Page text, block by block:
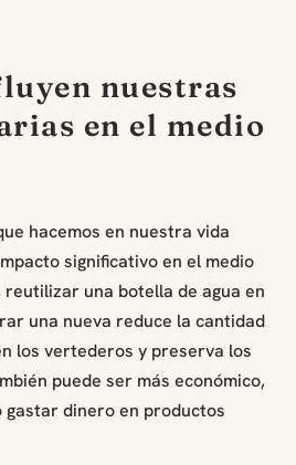
nuestras
en el medio
hacemos en nuestra vida
significativo en el medio
una botella de agua en
una nueva reduce la cantidad
los vertederos y preserva los
puede ser más económico,
gastar dinero en productos